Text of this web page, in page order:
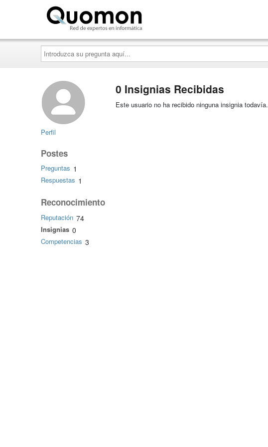
Introduzca
su
pregunta
aquí...
Perfil
Postes
Preguntas 1
Respuestas 1
Reconocimiento
Reputación 74
Insignias 0
Competencias 3
0 Insignias Recibidas
Este usuario no ha recibido ninguna insignia todavía.